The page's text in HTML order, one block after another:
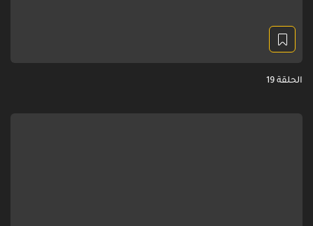
الحلقة 19